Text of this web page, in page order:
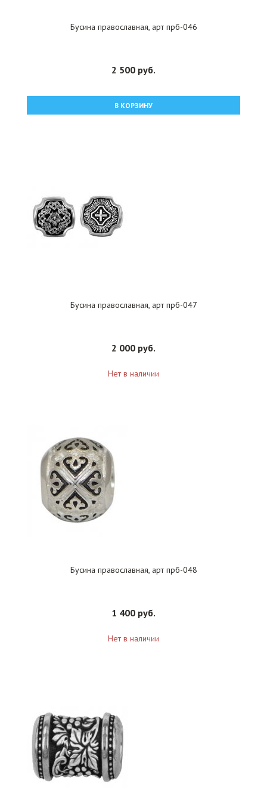
Бусина православная, арт прб-046
2 500 руб.
В КОРЗИНУ
Бусина православная, арт прб-047
2 000 руб.
Нет в наличии
Бусина православная, арт прб-048
1 400 руб.
Нет в наличии